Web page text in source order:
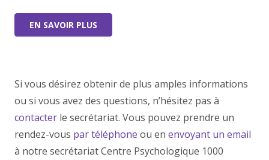
EN SAVOIR PLUS
Si vous désirez obtenir de plus amples informations
ou si vous avez des questions, n’hésitez pas à
contacter le secrétariat. Vous pouvez prendre un
rendez-vous par téléphone ou en envoyant un email
à notre secrétariat Centre Psychologique 1000